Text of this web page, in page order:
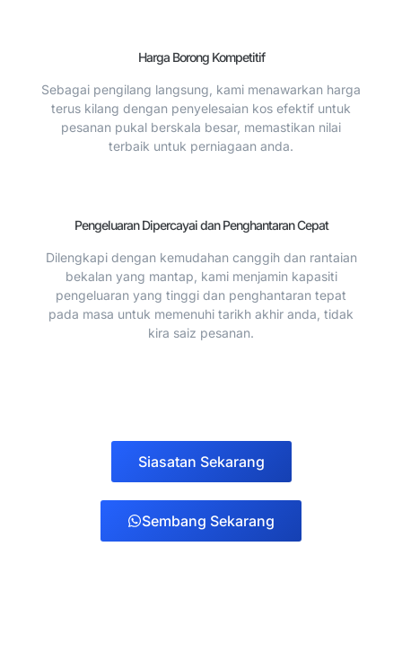
Harga Borong Kompetitif
Sebagai pengilang langsung, kami menawarkan harga
terus kilang dengan penyelesaian kos efektif untuk
pesanan pukal berskala besar, memastikan nilai
terbaik untuk perniagaan anda.
Pengeluaran Dipercayai dan Penghantaran Cepat
Dilengkapi dengan kemudahan canggih dan rantaian
bekalan yang mantap, kami menjamin kapasiti
pengeluaran yang tinggi dan penghantaran tepat
pada masa untuk memenuhi tarikh akhir anda, tidak
kira saiz pesanan.
Siasatan Sekarang
Sembang Sekarang